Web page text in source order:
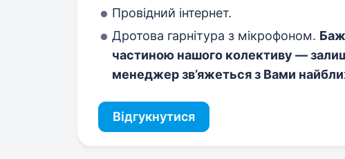
Провідний інтернет.
Дротова гарнітура з мікрофоном.
частиною нашого колективу —
менеджер зв’яжеться з Вами
Відгукнутися